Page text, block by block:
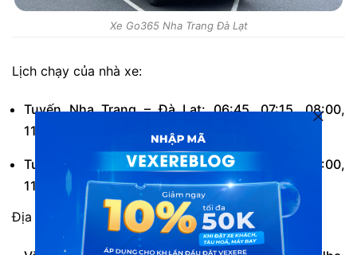
Xe Go365 Nha Trang Đà Lạt
Lịch chạy của nhà xe:
Tuyến Nha Trang – Đà Lạt: 06:45, 07:15, 08:00,
11:45, 12:00, 13:00, 16:45, 17:00, 17:30.
Tuyến Đà Lạt – Nha Trang: 06:45, 07:15, 08:00,
11:45, 12:00, 13:00, 16:45, 17:00, 17:30.
Địa chỉ, điểm đón trả khách của nhà xe: